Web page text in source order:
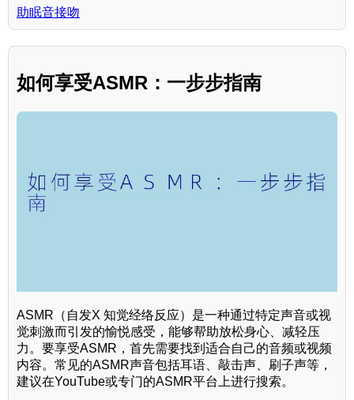
助眠音接吻
如何享受ASMR：一步步指南
ASMR（自发X 知觉经络反应）是一种通过特定声音或视
觉刺激而引发的愉悦感受，能够帮助放松身心、减轻压
力。要享受ASMR，首先需要找到适合自己的音频或视频
内容。常见的ASMR声音包括耳语、敲击声、刷子声等，
建议在YouTube或专门的ASMR平台上进行搜索。